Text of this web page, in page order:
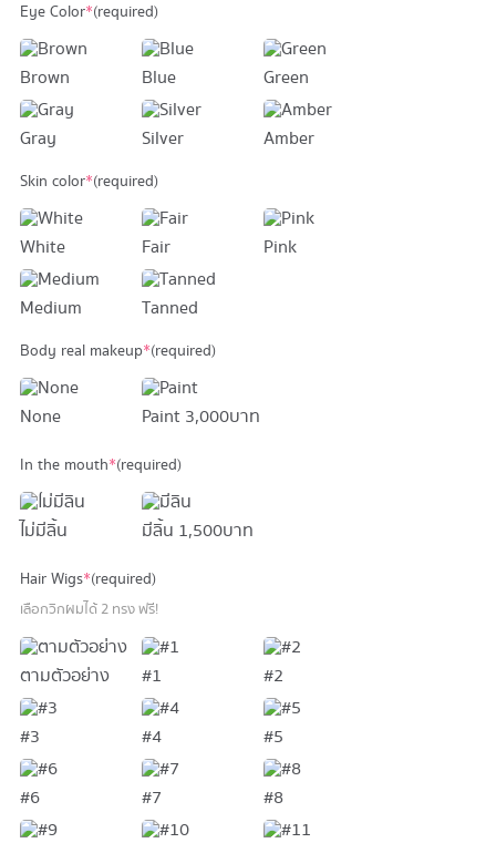
119,900 บาท.89,900 บาท.
Eye Color*(required)
Brown Blue Green
Gray Silver Amber
Skin color*(required)
White Fair Pink
Medium Tanned
Body real makeup*(required)
None Paint 3,000 บาท
In the mouth*(required)
ไม่มีลิ้น มีลิ้น 1,500 บาท
Hair Wigs*(required)
เลือกวิกผมได้ 2 ทรง ฟรี!
ตามตัวอย่าง #1 #2
#3 #4 #5
#6 #7 #8